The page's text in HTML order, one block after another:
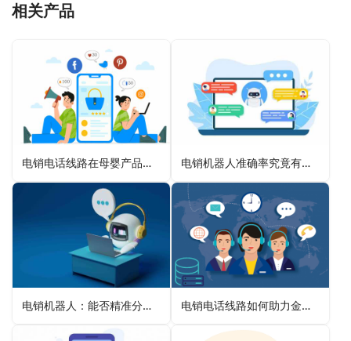
相关产品
电销电话线路在母婴产品销售中的客户联系 电销机器人准确率究竟有多高？
电销机器人：能否精准分析客户情绪？ 电销电话线路如何助力金融贷款业务拓展客源